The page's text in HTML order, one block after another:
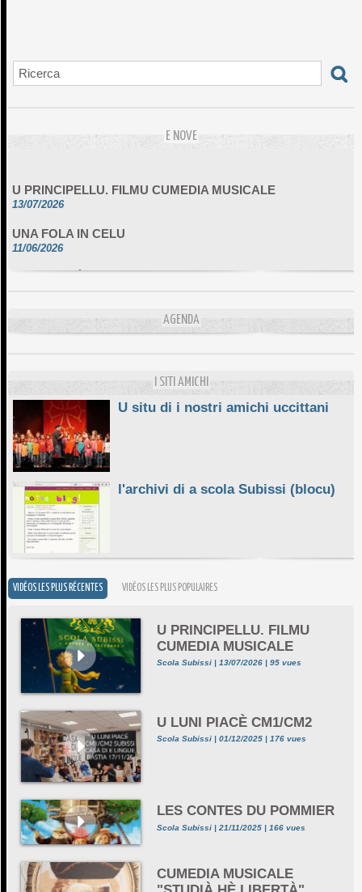
E NOVE
13/07/2026
11/06/2026
DA SCIMULÌ
10/06/2026 AGENDA
I SITI AMICHI
U situ di i nostri amichi uccittani
l'archivi di a scola Subissi (blocu)
VIDÉOS LES PLUS RÉCENTES VIDÉOS LES PLUS POPULAIRES
U PRINCIPELLU. FILMU
CUMEDIA MUSICALE
Scola Subissi | 13/07/2026 | 95 vues
U LUNI PIACÈ CM1/CM2
Scola Subissi | 01/12/2025 | 176 vues
LES CONTES DU POMMIER
Scola Subissi | 21/11/2025 | 166 vues
CUMEDIA MUSICALE